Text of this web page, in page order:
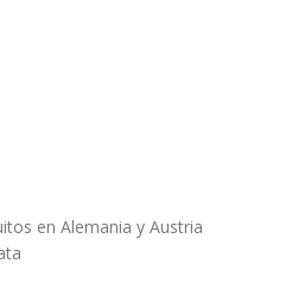
en Alemania y Austria